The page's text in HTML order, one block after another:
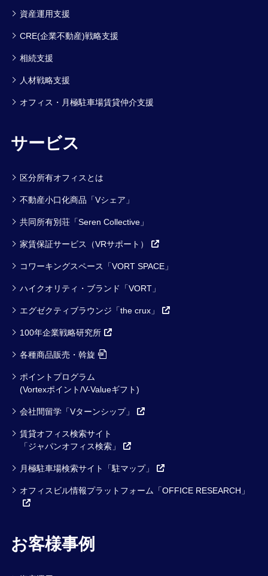
資産運用支援
CRE(企業不動産)戦略支援
相続支援
人材戦略支援
オフィス・月極駐車場賃貸仲介支援
サービス
区分所有オフィスとは
不動産小口化商品「Vシェア」
共同所有別荘「Seren Collective」
家賃保証サービス（VRサポート）
コワーキングスペース「VORT SPACE」
ハイクオリティ・ブランド「VORT」
エグゼクティブラウンジ「the crux」
100年企業戦略研究所
各種商品販売・斡旋
ポイントプログラム
(Vortexポイント/V-Valueギフト)
会社間留学「Vターンシップ」
賃貸オフィス検索サイト
「ジャパンオフィス検索」
月極駐車場検索サイト「駐マップ」
オフィスビル情報プラットフォーム「OFFICE RESEARCH」
お客様事例